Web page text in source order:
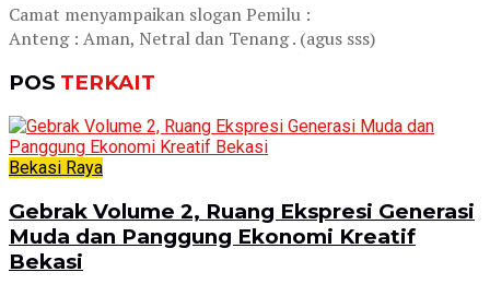
Camat menyampaikan slogan Pemilu :
Anteng : Aman, Netral dan Tenang . (agus sss)
POS TERKAIT
Bekasi Raya
Gebrak Volume 2, Ruang Ekspresi Generasi
Muda dan Panggung Ekonomi Kreatif
Bekasi